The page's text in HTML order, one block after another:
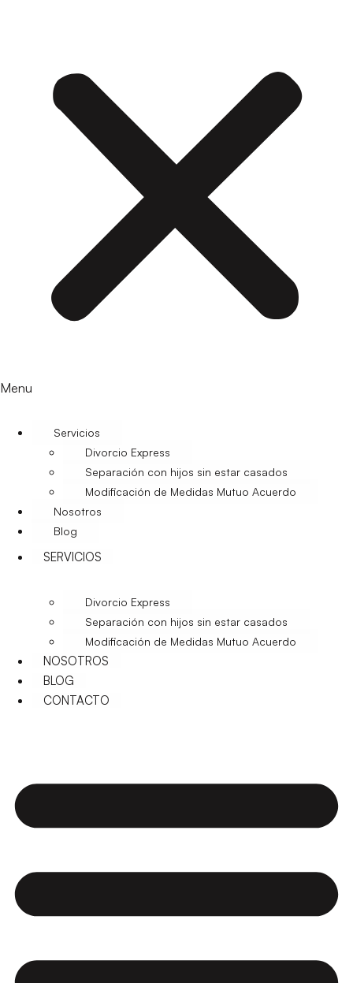
Menu
Servicios
Divorcio Express
Separación con hijos sin estar casados
Modificación de Medidas Mutuo Acuerdo
Nosotros
Blog
SERVICIOS
Divorcio Express
Separación con hijos sin estar casados
Modificación de Medidas Mutuo Acuerdo
NOSOTROS
BLOG
CONTACTO